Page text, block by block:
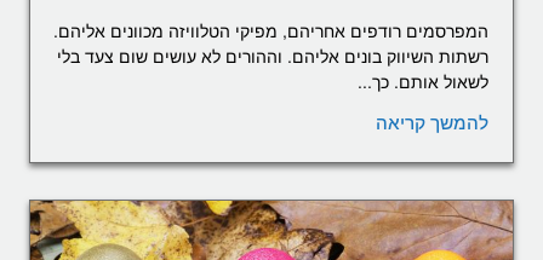
המפרסמים רודפים אחריהם, מפיקי הטלוויזה מכוונים אליהם.
רשתות השיווק בונים אליהם. וההורים לא עושים שום צעד בלי
לשאול אותם. כך...
להמשך קריאה